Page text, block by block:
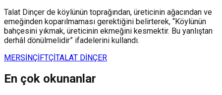
Talat Dinçer de köylünün toprağından, üreticinin ağacından ve
emeğinden koparılmaması gerektiğini belirterek, “Köylünün
bahçesini yıkmak, üreticinin ekmeğini kesmektir. Bu yanlıştan
derhâl dönülmelidir” ifadelerini kullandı.
MERSİNÇİFTÇİTALAT DİNÇER
En çok okunanlar